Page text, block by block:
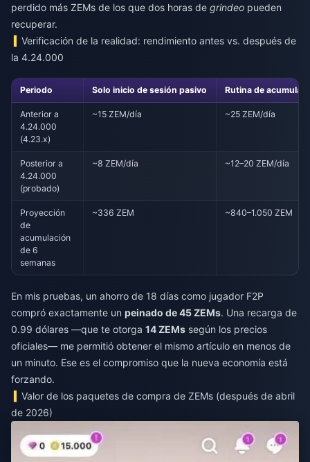
perdido más ZEMs de los que dos horas de grindeo pueden
recuperar.
Verificación de la realidad: rendimiento antes vs. después de
la 4.24.000
Periodo Solo inicio de sesión pasivo Rutina de
Anterior a
4.24.000
(4.23.x)
~15 ZEM/día ~25 ZEM/día
Posterior a
4.24.000
(probado)
~8 ZEM/día ~12–20 ZEM/día
Proyección
de
acumulación
de 6
semanas
~336 ZEM ~840–1.050 ZEM
En mis pruebas, un ahorro de 18 días como jugador F2P
compró exactamente un peinado de 45 ZEMs. Una recarga de
0.99 dólares —que te otorga 14 ZEMs según los precios
oficiales— me permitió obtener el mismo artículo en menos de
un minuto. Ese es el compromiso que la nueva economía está
forzando.
Valor de los paquetes de compra de ZEMs (después de abril
de 2026)